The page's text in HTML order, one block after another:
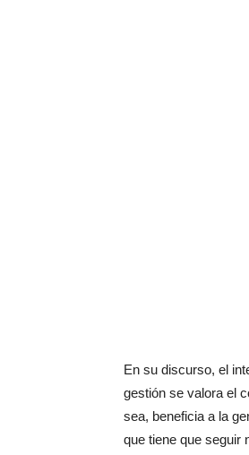
En su discurso, el
gestión se valora el
sea, beneficia a la
que tiene que seguir